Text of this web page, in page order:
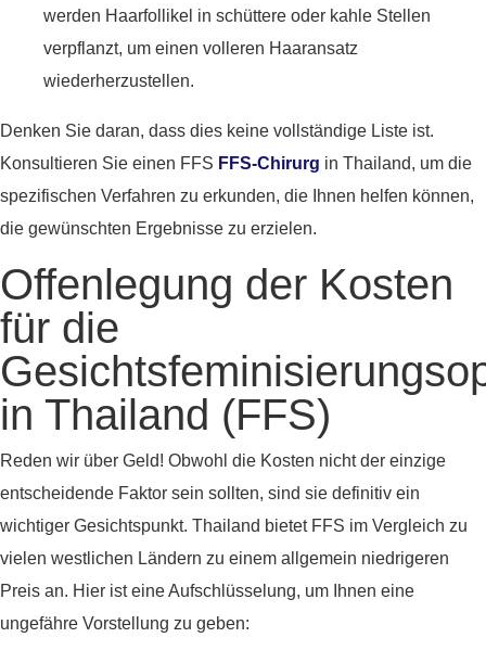
werden Haarfollikel in schüttere oder kahle Stellen
verpflanzt, um einen volleren Haaransatz
wiederherzustellen.
Denken Sie daran, dass dies keine vollständige Liste ist.
Konsultieren Sie einen FFS FFS-Chirurg in Thailand, um die
spezifischen Verfahren zu erkunden, die Ihnen helfen können,
die gewünschten Ergebnisse zu erzielen.
Offenlegung der Kosten
für die
in Thailand (FFS)
Reden wir über Geld! Obwohl die Kosten nicht der einzige
entscheidende Faktor sein sollten, sind sie definitiv ein
wichtiger Gesichtspunkt. Thailand bietet FFS im Vergleich zu
vielen westlichen Ländern zu einem allgemein niedrigeren
Preis an. Hier ist eine Aufschlüsselung, um Ihnen eine
ungefähre Vorstellung zu geben: